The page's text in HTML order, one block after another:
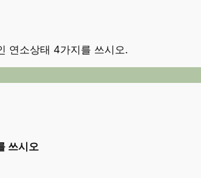
연소상태 4가지를 쓰시오.
쓰시오